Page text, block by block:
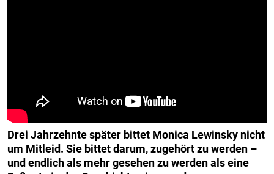
Drei Jahrzehnte später bittet Monica Lewinsky nicht
um Mitleid. Sie bittet darum, zugehört zu werden –
und endlich als mehr gesehen zu werden als eine